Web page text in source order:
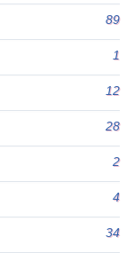
89
1
12
28
2
4
34